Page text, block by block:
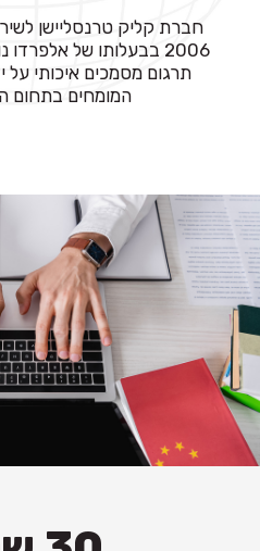
חברת קליק טרנסליישן
2006 בבעלותו של
תרגום מסמכים איכותי על
המומחים בתחום